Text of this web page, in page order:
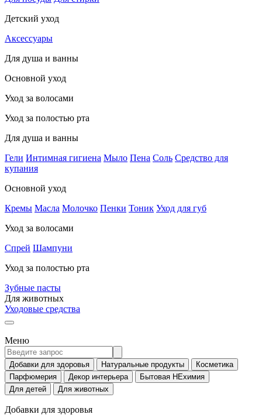
Детский уход
Аксессуары
Для душа и ванны
Основной уход
Уход за волосами
Уход за полостью рта
Для душа и ванны
Гели Интимная гигиена Мыло Пена Соль Средство для
купания
Основной уход
Кремы Масла Молочко Пенки Тоник Уход для губ
Уход за волосами
Спрей Шампуни
Уход за полостью рта
Зубные пасты
Для животных
Уходовые средства
Меню
Добавки для здоровья Натуральные продукты
Косметика
Парфюмерия
Декор интерьера
Бытовая НЕхимия
Для детей
Для животных
Добавки для здоровья